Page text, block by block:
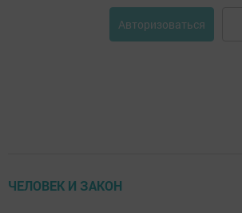
Авторизоваться
ЧЕЛОВЕК И ЗАКОН